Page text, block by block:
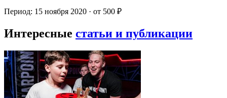
Период: 15 ноября 2020 · от 500 ₽
Интересные статьи и публикации